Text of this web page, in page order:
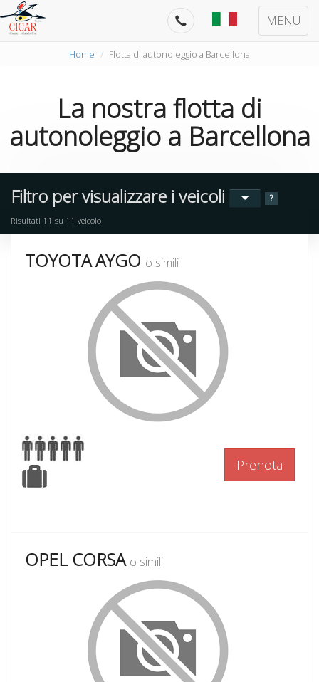
MENU
Home Flotta di autonoleggio a Barcellona
La nostra flotta di
autonoleggioa Barcellona
Filtro per visualizzare i veicoli ?
Risultati 11 su 11 veicolo
TOYOTA AYGO o simili
Prenota
OPEL CORSA o simili